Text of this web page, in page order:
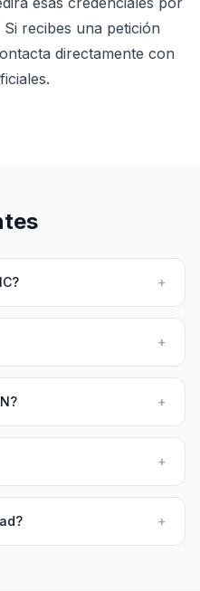
recibes una petición
directamente con
+
+
+
+
+